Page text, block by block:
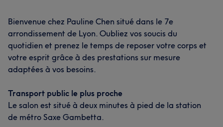
Bienvenue chez Pauline Chen situé dans le 7e
arrondissement de Lyon. Oubliez vos soucis du
quotidien et prenez le temps de reposer votre corps et
votre esprit grâce à des prestations sur mesure
adaptées à vos besoins.
Transport public le plus proche
Le salon est situé à deux minutes à pied de la station
de métro Saxe Gambetta.